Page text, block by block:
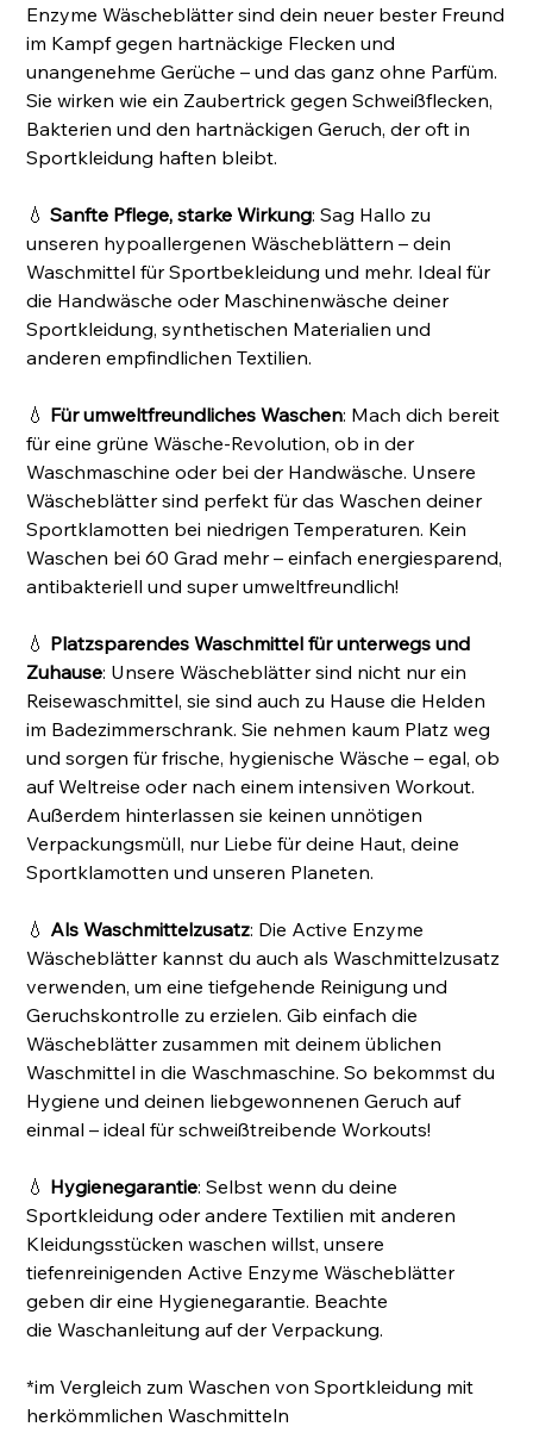
Enzyme Wäscheblätter sind dein neuer bester Freund
im Kampf gegen hartnäckige Flecken und
unangenehme Gerüche – und das ganz ohne Parfüm.
Sie wirken wie ein Zaubertrick gegen Schweißflecken,
Bakterien und den hartnäckigen Geruch, der oft in
Sportkleidung haften bleibt.
💧Sanfte Pflege, starke Wirkung: Sag Hallo zu
unseren hypoallergenen Wäscheblättern – dein
Waschmittel für Sportbekleidung und mehr. Ideal für
die Handwäsche oder Maschinenwäsche deiner
Sportkleidung, synthetischen Materialien und
anderen empfindlichen Textilien.
💧 Für umweltfreundliches Waschen: Mach dich bereit
für eine grüne Wäsche-Revolution, ob in der
Waschmaschine oder bei der Handwäsche. Unsere
Wäscheblätter sind perfekt für das Waschen deiner
Sportklamotten bei niedrigen Temperaturen. Kein
Waschen bei 60 Grad mehr – einfach energiesparend,
antibakteriell und super umweltfreundlich!
💧 Platzsparendes Waschmittel für unterwegs und
Zuhause: Unsere Wäscheblätter sind nicht nur ein
Reisewaschmittel, sie sind auch zu Hause die Helden
im Badezimmerschrank. Sie nehmen kaum Platz weg
und sorgen für frische, hygienische Wäsche – egal, ob
auf Weltreise oder nach einem intensiven Workout.
Außerdem hinterlassen sie keinen unnötigen
Verpackungsmüll, nur Liebe für deine Haut, deine
Sportklamotten und unseren Planeten.
💧 Als Waschmittelzusatz: Die Active Enzyme
Wäscheblätter kannst du auch als Waschmittelzusatz
verwenden, um eine tiefgehende Reinigung und
Geruchskontrolle zu erzielen. Gib einfach die
Wäscheblätter zusammen mit deinem üblichen
Waschmittel in die Waschmaschine. So bekommst du
Hygiene und deinen liebgewonnenen Geruch auf
einmal – ideal für schweißtreibende Workouts!
💧 Hygienegarantie: Selbst wenn du deine
Sportkleidung oder andere Textilien mit anderen
Kleidungsstücken waschen willst, unsere
tiefenreinigenden Active Enzyme Wäscheblätter
geben dir eine Hygienegarantie. Beachte
die Waschanleitung auf der Verpackung.
*im Vergleich zum Waschen von Sportkleidung mit
herkömmlichen Waschmitteln